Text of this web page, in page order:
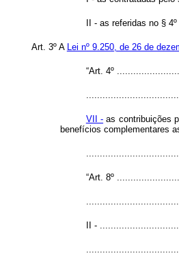
II - as referidas no §
Art. 3º A Lei nº 9.250, de 26 de
“Art. 4º
VII - as contribuições
benefícios complementares
“Art. 8º
II -